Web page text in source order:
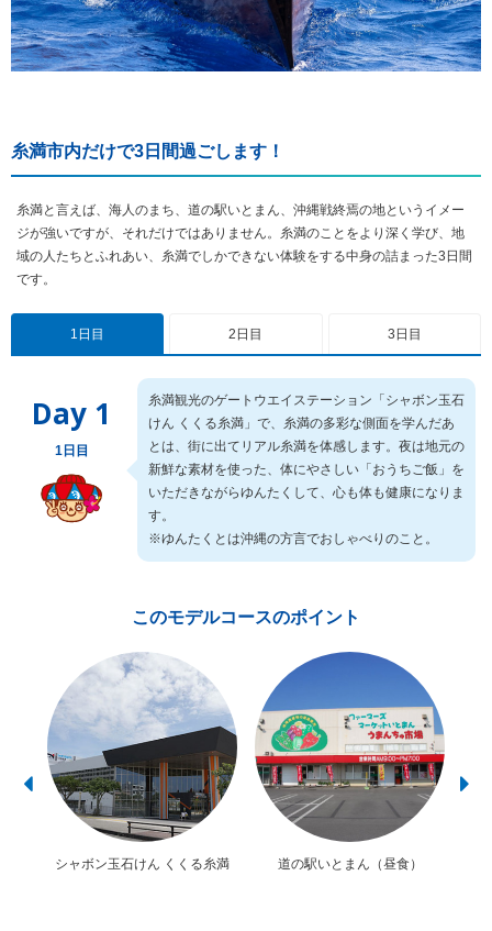
糸満市内だけで3日間過ごします！
糸満と言えば、海人のまち、道の駅いとまん、沖縄戦終焉の地というイメー
ジが強いですが、それだけではありません。糸満のことをより深く学び、地
域の人たちとふれあい、糸満でしかできない体験をする中身の詰まった3日間
です。
1日目 2日目 3日目
Day 1
1日目
糸満観光のゲートウエイステーション「シャボン玉石
けん くくる糸満」で、糸満の多彩な側面を学んだあ
とは、街に出てリアル糸満を体感します。夜は地元の
新鮮な素材を使った、体にやさしい「おうちご飯」を
いただきながらゆんたくして、心も体も健康になりま
す。
※ゆんたくとは沖縄の方言でおしゃべりのこと。
このモデルコースのポイント
シャボン玉石けん くくる糸満 道の駅いとまん（昼食）